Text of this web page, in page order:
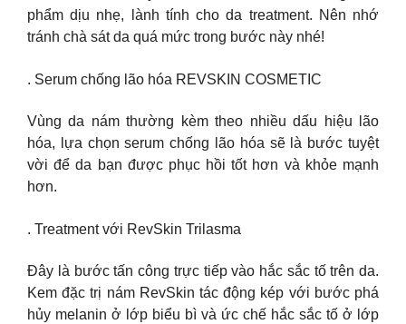
phẩm dịu nhẹ, lành tính cho da treatment. Nên nhớ
tránh chà sát da quá mức trong bước này nhé!
. Serum chống lão hóa REVSKIN COSMETIC
Vùng da nám thường kèm theo nhiều dấu hiệu lão
hóa, lựa chọn serum chống lão hóa sẽ là bước tuyệt
vời để da bạn được phục hồi tốt hơn và khỏe mạnh
hơn.
. Treatment với RevSkin Trilasma
Đây là bước tấn công trực tiếp vào hắc sắc tố trên da.
Kem đặc trị nám RevSkin tác động kép với bước phá
hủy melanin ở lớp biểu bì và ức chế hắc sắc tố ở lớp